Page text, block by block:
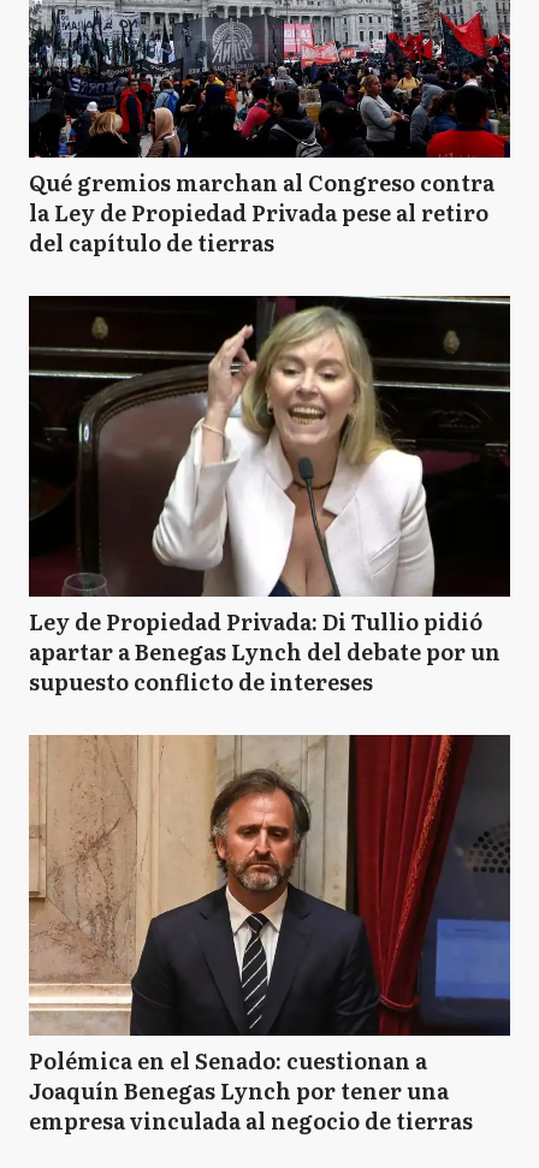
Qué gremios marchan al Congreso contra
la Ley de Propiedad Privada pese al retiro
del capítulo de tierras
Ley de Propiedad Privada: Di Tullio pidió
apartar a Benegas Lynch del debate por un
supuesto conflicto de intereses
Polémica en el Senado: cuestionan a
Joaquín Benegas Lynch por tener una
empresa vinculada al negocio de tierras